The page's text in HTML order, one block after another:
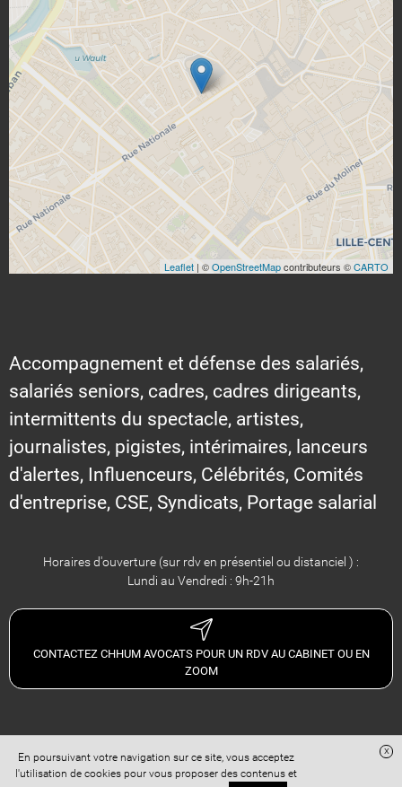
Leaflet | ©OpenStreetMapcontributeurs ©CARTO
Accompagnement et défense des salariés,
salariés seniors, cadres, cadres dirigeants,
intermittents du spectacle, artistes,
journalistes, pigistes, intérimaires, lanceurs
d'alertes, Influenceurs, Célébrités, Comités
d'entreprise, CSE, Syndicats, Portage salarial
Horaires d'ouverture (sur rdv en présentiel ou distanciel ) :
Lundi au Vendredi : 9h-21h
CONTACTEZ CHHUM AVOCATS POUR UN RDV AU CABINET OU EN
ZOOM
Site réalisé avecDigital Avocat
Accès administration
Confidentialité Conditions Générales de Vente
En poursuivant votre navigation sur ce site, vous acceptez
l'utilisation de cookies pour vous proposer des contenus et
x